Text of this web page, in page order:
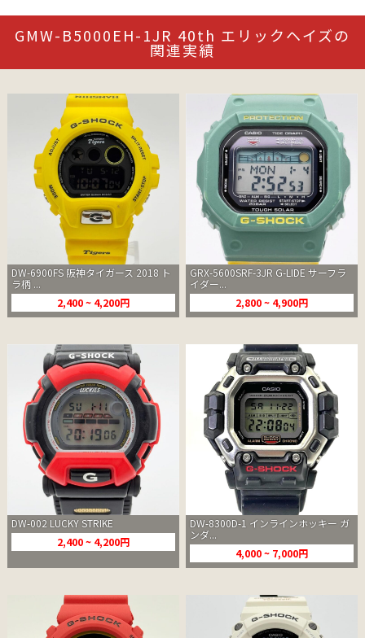
GMW-B5000EH-1JR 40th エリックヘイズの
関連実績
DW-6900FS 阪神タイガース 2018 ト
ラ柄 ...
2,400 ~ 4,200円
GRX-5600SRF-3JR G-LIDE サーフラ
イダー...
2,800 ~ 4,900円
DW-002 LUCKY STRIKE
2,400 ~ 4,200円
DW-8300D-1 インラインホッキー ガ
ンダ...
4,000 ~ 7,000円